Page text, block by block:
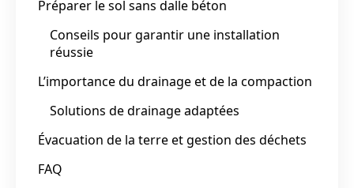
Préparer le sol sans dalle béton
Conseils pour garantir une installation
réussie
L’importance du drainage et de la compaction
Solutions de drainage adaptées
Évacuation de la terre et gestion des déchets
FAQ